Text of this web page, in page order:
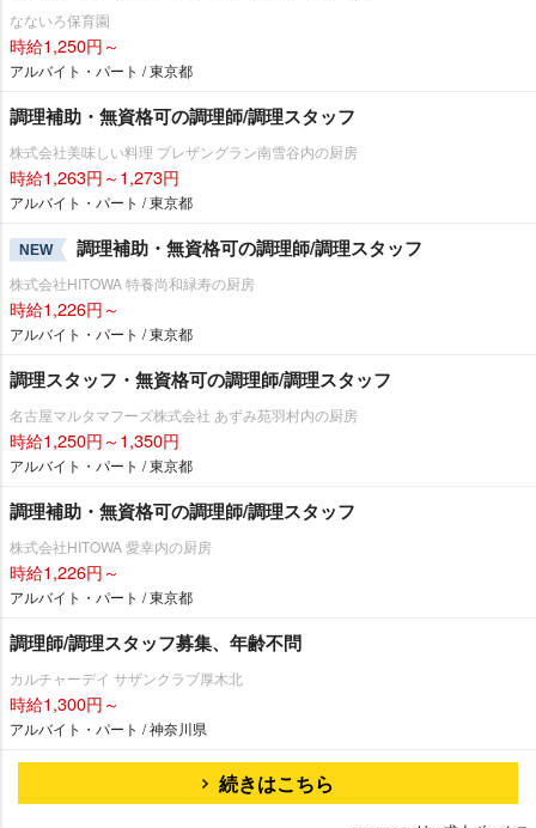
なないろ保育園
時給1,250円～
アルバイト・パート / 東京都
調理補助・無資格可の調理師/調理スタッフ
株式会社美味しい料理 プレザングラン南雪谷内の厨房
時給1,263円～1,273円
アルバイト・パート / 東京都
NEW 調理補助・無資格可の調理師/調理スタッフ
株式会社HITOWA 特養尚和緑寿の厨房
時給1,226円～
アルバイト・パート / 東京都
調理スタッフ・無資格可の調理師/調理スタッフ
名古屋マルタマフーズ株式会社 あずみ苑羽村内の厨房
時給1,250円～1,350円
アルバイト・パート / 東京都
調理補助・無資格可の調理師/調理スタッフ
株式会社HITOWA 愛幸内の厨房
時給1,226円～
アルバイト・パート / 東京都
調理師/調理スタッフ募集、年齢不問
カルチャーデイ サザンクラブ厚木北
時給1,300円～
アルバイト・パート / 神奈川県
続きはこちら